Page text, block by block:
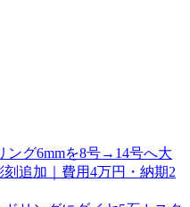
ング6mmを8号→14号へ大
追加｜費用4万円・納期2